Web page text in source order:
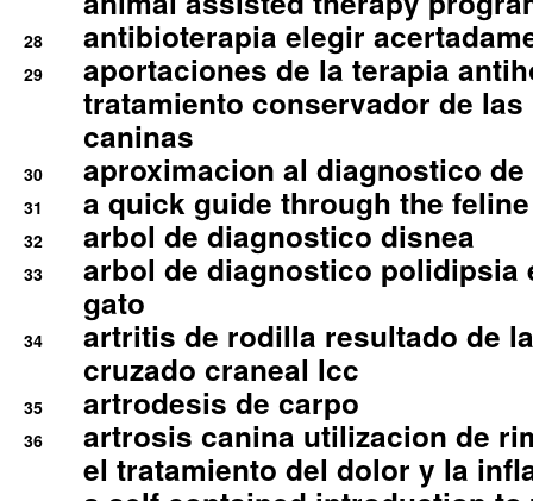
28 antibioterapia elegir
29
aportaciones de la terapia
tratamiento conservador de
caninas
30 aproximacion al diagnostico
31 a quick guide through the
32 arbol de diagnostico disnea
33
arbol de diagnostico polidipsia
gato
34
artritis de rodilla resultado de
cruzado craneal lcc
35 artrodesis de carpo
36
artrosis canina utilizacion de
el tratamiento del dolor y la